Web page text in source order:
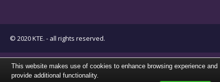
© 2020 KTE. - all rights reserved.
This website makes use of cookies to enhance browsing experience and
provide additional functionality.